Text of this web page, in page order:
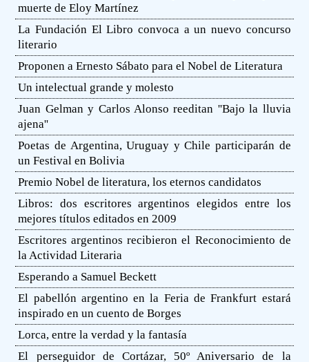
muerte de Eloy Martínez
La Fundación El Libro convoca a un nuevo concurso
literario
Proponen a Ernesto Sábato para el Nobel de Literatura
Un intelectual grande y molesto
Juan Gelman y Carlos Alonso reeditan ''Bajo la lluvia
ajena''
Poetas de Argentina, Uruguay y Chile participarán de
un Festival en Bolivia
Premio Nobel de literatura, los eternos candidatos
Libros: dos escritores argentinos elegidos entre los
mejores títulos editados en 2009
Escritores argentinos recibieron el Reconocimiento de
la Actividad Literaria
Esperando a Samuel Beckett
El pabellón argentino en la Feria de Frankfurt estará
inspirado en un cuento de Borges
Lorca, entre la verdad y la fantasía
El perseguidor de Cortázar, 50º Aniversario de la